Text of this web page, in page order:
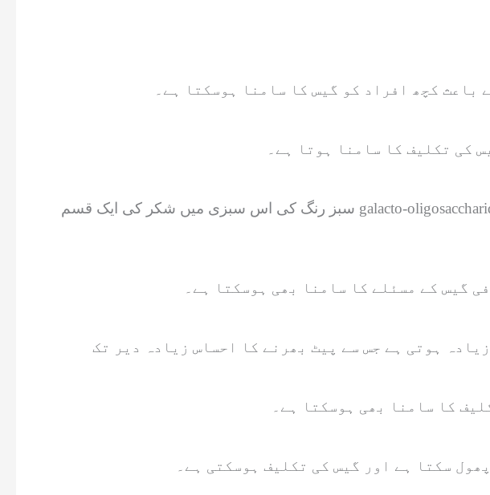
باعث کچھ افراد کو گیس کا سامنا ہوسکتا ہے۔
کی تکلیف کا سامنا ہوتا ہے۔
سبز رنگ کی اس سبزی میں شکر کی ایک قسم galacto-oligosaccharides موجود ہوتی ہے جو معدے میں موجود بیکٹریا کی غذا بنتی ہے جس سے اضافی
گیس کے مسئلے کا سامنا بھی ہوسکتا ہے۔
ہوتی ہے جس سے پیٹ بھرنے کا احساس زیادہ دیر تک
کا سامنا بھی ہوسکتا ہے۔
سکتا ہے اور گیس کی تکلیف ہوسکتی ہے۔